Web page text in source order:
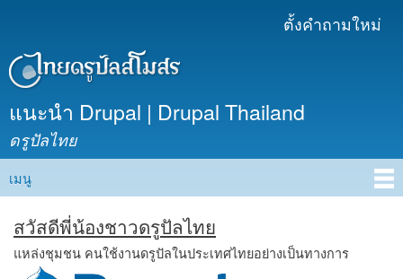
เนื้อหา
ตั้งคำถามใหม่
แนะนำ Drupal | Drupal Thailand
ดรูปัลไทย
Main menu
เมนู
สวัสดีพี่น้องชาวดรูปัลไทย
แหล่งชุมชน คนใช้งานดรูปัลในประเทศไทยอย่างเป็นทางการ